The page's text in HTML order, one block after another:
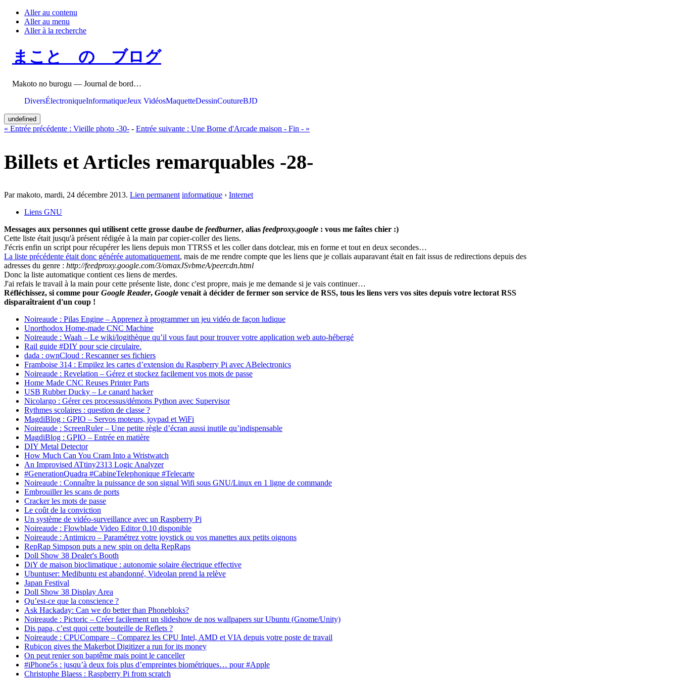
Aller au contenu
Aller au menu
Aller à la recherche
まこと の ブログ
Makoto no burogu — Journal de bord…
DiversÉlectroniqueInformatiqueJeux VidéosMaquetteDessinCoutureBJD
undefined
« Entrée précédente : Vieille photo -30- - Entrée suivante : Une Borne d'Arcade maison - Fin - »
Billets et Articles remarquables -28-
Par makoto, mardi, 24 décembre 2013. Lien permanent informatique › Internet
Liens GNU
Messages aux personnes qui utilisent cette grosse daube de feedburner, alias feedproxy.google : vous me faîtes chier :)
Cette liste était jusqu'à présent rédigée à la main par copier-coller des liens.
J'écris enfin un script pour récupérer les liens depuis mon TTRSS et les coller dans dotclear, mis en forme et tout en deux secondes…
La liste précédente était donc générée automatiquement, mais de me rendre compte que les liens que je collais auparavant était en fait issus de redirections depuis des
adresses du genre : http://feedproxy.google.com/3/omaxJSvbmeA/peercdn.html
Donc la liste automatique contient ces liens de merdes.
J'ai refais le travail à la main pour cette présente liste, donc c'est propre, mais je me demande si je vais continuer…
Réfléchissez, si comme pour Google Reader, Google venait à décider de fermer son service de RSS, tous les liens vers vos sites depuis votre lectorat RSS
disparaîtraient d'un coup !
Noireaude : Pilas Engine – Apprenez à programmer un jeu vidéo de façon ludique
Unorthodox Home-made CNC Machine
Noireaude : Waah – Le wiki/logithèque qu’il vous faut pour trouver votre application web auto-hébergé
Rail guide #DIY pour scie circulaire.
dada : ownCloud : Rescanner ses fichiers
Framboise 314 : Empilez les cartes d’extension du Raspberry Pi avec ABelectronics
Noireaude : Revelation – Gérez et stockez facilement vos mots de passe
Home Made CNC Reuses Printer Parts
USB Rubber Ducky – Le canard hacker
Nicolargo : Gérer ces processus/démons Python avec Supervisor
Rythmes scolaires : question de classe ?
MagdiBlog : GPIO – Servos moteurs, joypad et WiFi
Noireaude : ScreenRuler – Une petite règle d’écran aussi inutile qu’indispensable
MagdiBlog : GPIO – Entrée en matière
DIY Metal Detector
How Much Can You Cram Into a Wristwatch
An Improvised ATtiny2313 Logic Analyzer
#GenerationQuadra #CabineTelephonique #Telecarte
Noireaude : Connaître la puissance de son signal Wifi sous GNU/Linux en 1 ligne de commande
Embrouiller les scans de ports
Cracker les mots de passe
Le coût de la conviction
Un système de vidéo-surveillance avec un Raspberry Pi
Noireaude : Flowblade Video Editor 0.10 disponible
Noireaude : Antimicro – Paramétrez votre joystick ou vos manettes aux petits oignons
RepRap Simpson puts a new spin on delta RepRaps
Doll Show 38 Dealer's Booth
DiY de maison bioclimatique : autonomie solaire électrique effective
Ubuntuser: Medibuntu est abandonné, Videolan prend la relève
Japan Festival
Doll Show 38 Display Area
Qu’est-ce que la conscience ?
Ask Hackaday: Can we do better than Phonebloks?
Noireaude : Pictoric – Créer facilement un slideshow de nos wallpapers sur Ubuntu (Gnome/Unity)
Dis papa, c’est quoi cette bouteille de Reflets ?
Noireaude : CPUCompare – Comparez les CPU Intel, AMD et VIA depuis votre poste de travail
Rubicon gives the Makerbot Digitizer a run for its money
On peut renier son baptême mais point le canceller
#iPhone5s : jusqu’à deux fois plus d’empreintes biométriques… pour #Apple
Christophe Blaess : Raspberry Pi from scratch